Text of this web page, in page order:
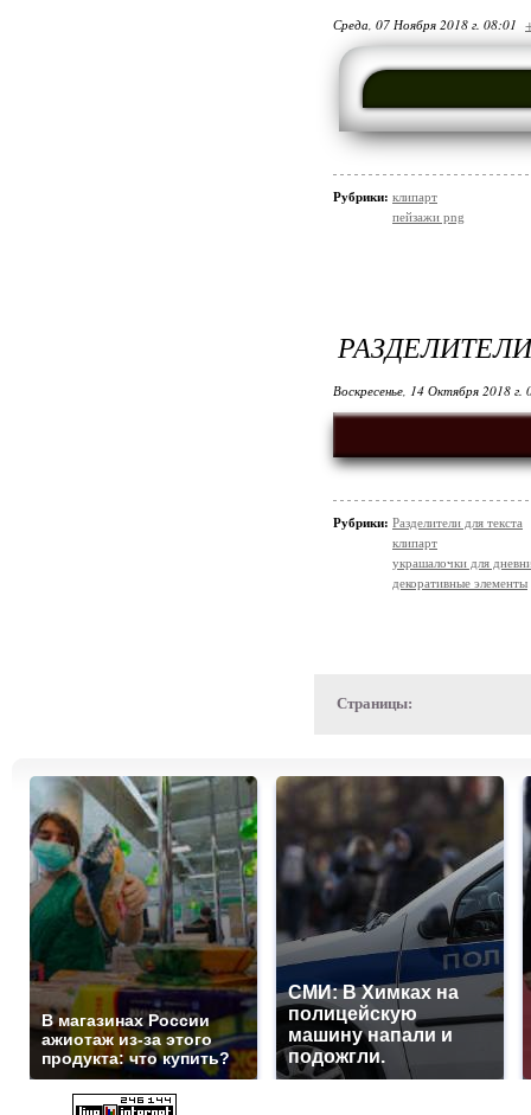
Среда, 07 Ноября 2018 г. 08:01
Рубрики: клипарт
пейзажи png
Воскресенье, 14 Октября 2018
Рубрики: Разделители для текста
клипарт
украшалочки для
декоративные элементы
Страницы:
В магазинах России
ажиотаж из-за этого
продукта: что купить?
СМИ: В Химках на
полицейскую
машину напали и
подожгли.